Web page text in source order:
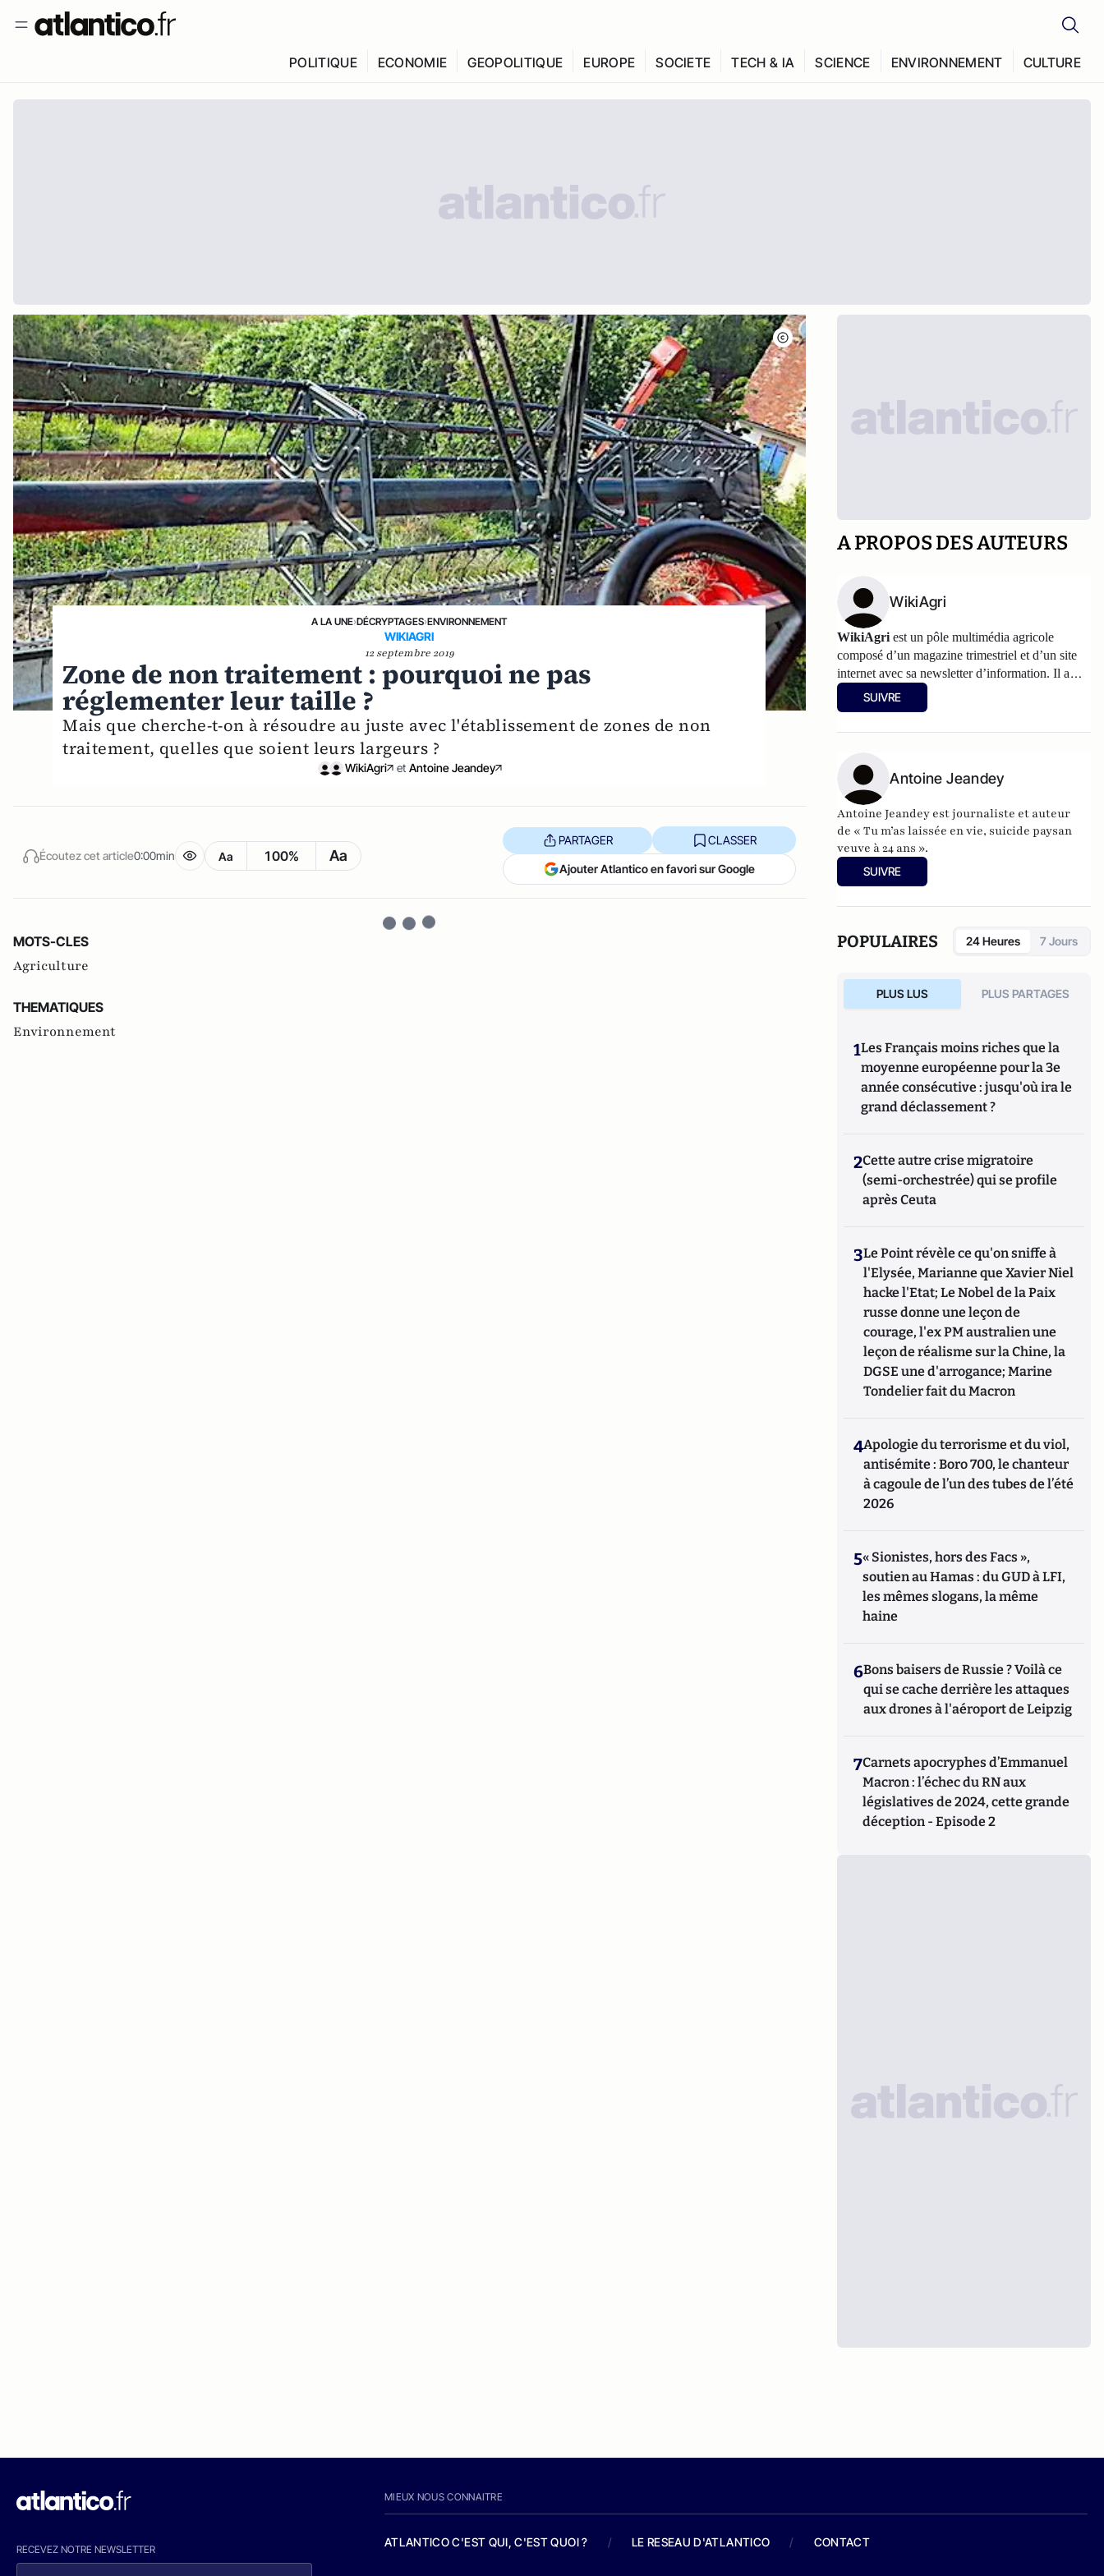
POLITIQUE ECONOMIE GEOPOLITIQUE EUROPE SOCIETE TECH & IA SCIENCE ENVIRONNEMENT CULTURE
A LA UNE›DÉCRYPTAGES›ENVIRONNEMENT
WIKIAGRI
12 septembre 2019
Zone de non traitement : pourquoi ne pas
réglementer leur taille ?
Mais que cherche-t-on à résoudre au juste avec l'établissement de zones de non
traitement, quelles que soient leurs largeurs ?
WikiAgri et Antoine Jeandey
Écoutez cet article0:00min Aa 100% Aa
PARTAGER CLASSER
Ajouter Atlantico en favori sur Google
MOTS-CLES
Agriculture
THEMATIQUES
Environnement
A PROPOS DES AUTEURS
WikiAgri
WikiAgri est un pôle multimédia agricole
composé d’un magazine trimestriel et d’unsite
internet avec sa newsletter d’information. Il a
pour philosophie de partager, avec les
agriculteurs, les informations et les réflexions sur
informations plus spécialisées figurent sur
wikiagri.fr
SUIVRE
Antoine Jeandey
Antoine Jeandey est journaliste et auteur
de « Tu m’as laissée en vie, suicide paysan
veuve à 24 ans ».
SUIVRE
POPULAIRES 24 Heures 7 Jours
PLUS LUS PLUS PARTAGES
1Les Français moins riches que la
moyenne européenne pour la 3e
année consécutive : jusqu'où ira le
grand déclassement ?
2Cette autre crise migratoire
(semi-orchestrée) qui se profile
après Ceuta
3Le Point révèle ce qu'on sniffe à
l'Elysée, Marianne que Xavier Niel
hacke l'Etat; Le Nobel de la Paix
russe donne une leçon de
courage, l'ex PM australien une
leçon de réalisme sur la Chine, la
DGSE une d'arrogance; Marine
Tondelier fait du Macron
4Apologie du terrorisme et du viol,
antisémite : Boro 700, le chanteur
à cagoule de l’un des tubes de l’été
2026
5« Sionistes, hors des Facs »,
soutien au Hamas : du GUD à LFI,
les mêmes slogans, la même
haine
6Bons baisers de Russie ? Voilà ce
qui se cache derrière les attaques
aux drones à l'aéroport de Leipzig
7Carnets apocryphes d’Emmanuel
Macron : l’échec du RN aux
législatives de 2024, cette grande
déception - Episode 2
RECEVEZ NOTRE NEWSLETTER
MIEUX NOUS CONNAITRE
ATLANTICO C'EST QUI, C'EST QUOI ? / LE RESEAU D'ATLANTICO / CONTACT